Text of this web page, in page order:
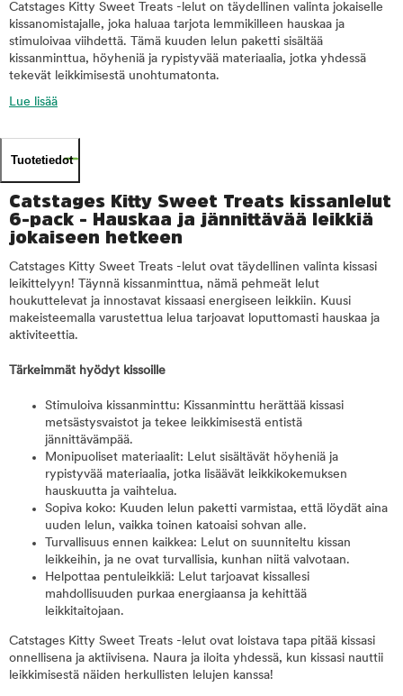
Catstages Kitty Sweet Treats -lelut on täydellinen valinta jokaiselle
kissanomistajalle, joka haluaa tarjota lemmikilleen hauskaa ja
stimuloivaa viihdettä. Tämä kuuden lelun paketti sisältää
kissanminttua, höyheniä ja rypistyvää materiaalia, jotka yhdessä
tekevät leikkimisestä unohtumatonta.
Lue lisää
Tuotetiedot
Catstages Kitty Sweet Treats kissanlelut
6-pack - Hauskaa ja jännittävää leikkiä
jokaiseen hetkeen
Catstages Kitty Sweet Treats -lelut ovat täydellinen valinta kissasi
leikittelyyn! Täynnä kissanminttua, nämä pehmeät lelut
houkuttelevat ja innostavat kissaasi energiseen leikkiin. Kuusi
makeisteemalla varustettua lelua tarjoavat loputtomasti hauskaa ja
aktiviteettia.
Tärkeimmät hyödyt kissoille
Stimuloiva kissanminttu: Kissanminttu herättää kissasi
metsästysvaistot ja tekee leikkimisestä entistä
jännittävämpää.
Monipuoliset materiaalit: Lelut sisältävät höyheniä ja
rypistyvää materiaalia, jotka lisäävät leikkikokemuksen
hauskuutta ja vaihtelua.
Sopiva koko: Kuuden lelun paketti varmistaa, että löydät aina
uuden lelun, vaikka toinen katoaisi sohvan alle.
Turvallisuus ennen kaikkea: Lelut on suunniteltu kissan
leikkeihin, ja ne ovat turvallisia, kunhan niitä valvotaan.
Helpottaa pentuleikkiä: Lelut tarjoavat kissallesi
mahdollisuuden purkaa energiaansa ja kehittää
leikkitaitojaan.
Catstages Kitty Sweet Treats -lelut ovat loistava tapa pitää kissasi
onnellisena ja aktiivisena. Naura ja iloita yhdessä, kun kissasi nauttii
leikkimisestä näiden herkullisten lelujen kanssa!